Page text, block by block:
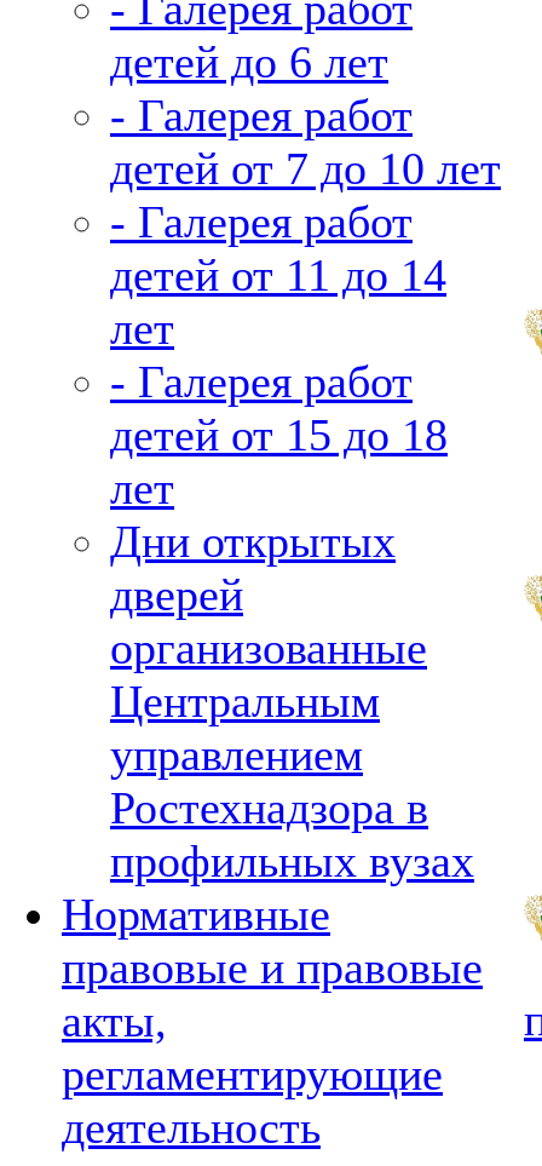
детей до 6 лет
- Галерея работ
детей от 7 до 10 лет
- Галерея работ
детей от 11 до 14
лет
- Галерея работ
детей от 15 до 18
лет
Дни открытых
дверей
организованные
Центральным
управлением
Ростехнадзора в
профильных вузах
Нормативные
правовые и правовые
акты,
регламентирующие
деятельность